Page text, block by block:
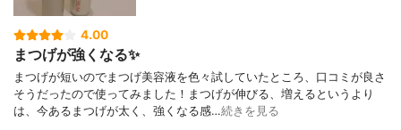
4.00
まつげが強くなる✨
まつげが短いのでまつげ美容液を色々試していたところ、口コミが良さ
そうだったので使ってみました！まつげが伸びる、増えるというより
は、今あるまつげが太く、強くなる感…続きを見る